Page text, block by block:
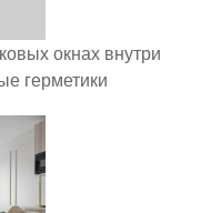
окнах внутри
герметики